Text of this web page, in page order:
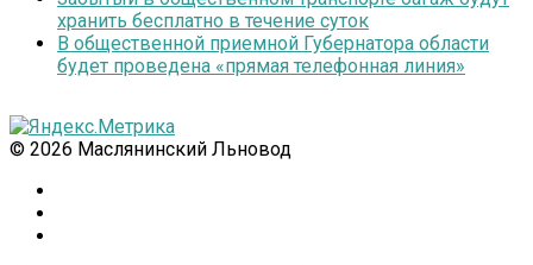
хранить бесплатно в течение суток
В общественной приемной Губернатора области
будет проведена «прямая телефонная линия»
© 2026 Маслянинский Льновод